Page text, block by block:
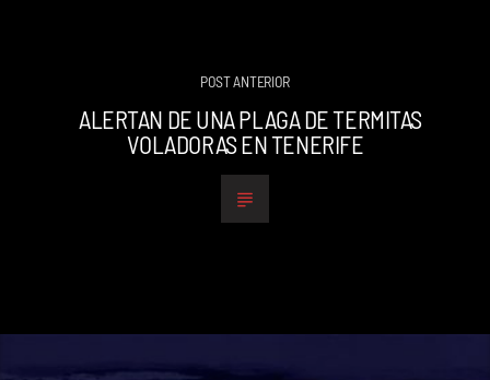
POST ANTERIOR
ALERTAN DE UNA PLAGA DE TERMITAS
VOLADORAS EN TENERIFE